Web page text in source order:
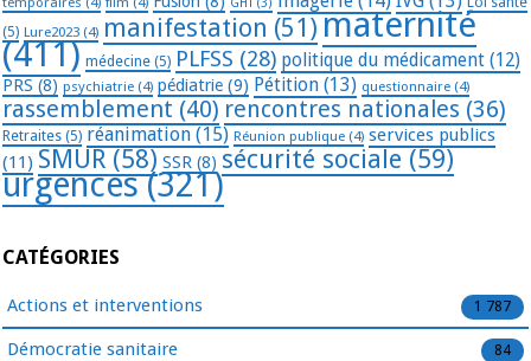
(5) Lure2023 (4) manifestation (51) maternité
(411) médecine (5) PLFSS (28) politique du médicament (12)
PRS (8) psychiatrie (4) pédiatrie (9) Pétition (13) questionnaire (4)
rassemblement (40) rencontres nationales (36)
Retraites (5) réanimation (15) Réunion publique (4) services publics
(11) SMUR (58) SSR (8) sécurité sociale (59)
urgences(321)
CATÉGORIES
Actions et interventions 1 787
Démocratie sanitaire 84